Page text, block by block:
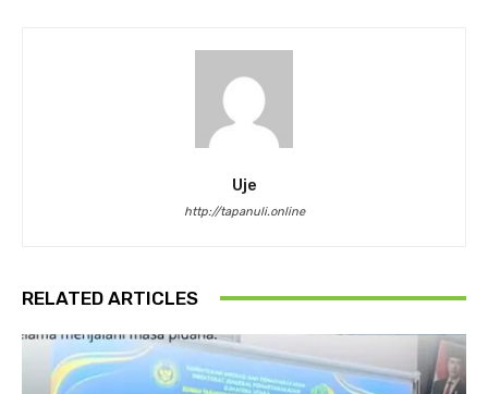
Uje
http://tapanuli.online
RELATED ARTICLES